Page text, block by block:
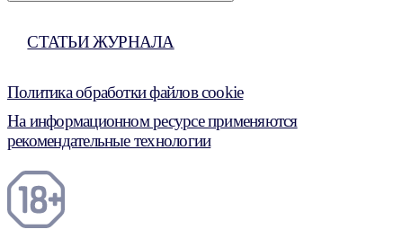
СТАТЬИ ЖУРНАЛА
Политика обработки файлов cookie
На информационном ресурсе применяются
рекомендательные технологии